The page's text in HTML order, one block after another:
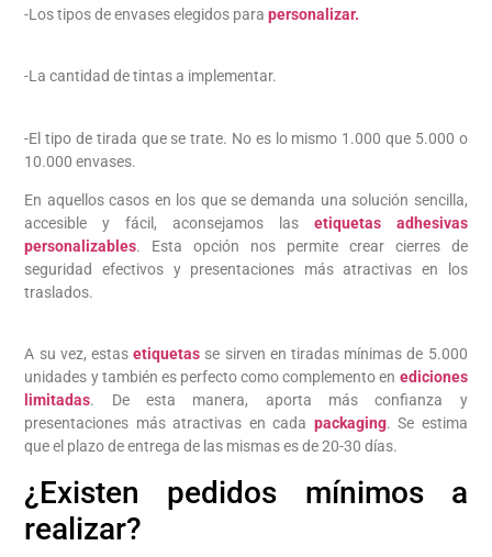
-Los tipos de envases elegidos parapersonalizar.
-La cantidad de tintas a implementar.
-El tipo de tirada que se trate. No es lo mismo 1.000 que 5.000 o
10.000 envases.
En aquellos casos en los que se demanda una solución sencilla,
accesible y fácil, aconsejamos las etiquetas adhesivas
personalizables. Esta opción nos permite crear cierres de
seguridad efectivos y presentaciones más atractivas en los
traslados.
A su vez, estasetiquetas se sirven en tiradas mínimas de 5.000
unidades y también es perfecto como complemento en ediciones
limitadas. De esta manera, aporta más confianza y
presentaciones más atractivas en cada packaging. Se estima
que el plazo de entrega de las mismas es de 20-30 días.
¿Existen pedidos mínimos a
realizar?